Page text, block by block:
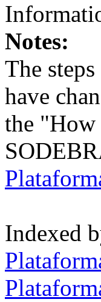
Notes:
The
have
the "How
Indexed